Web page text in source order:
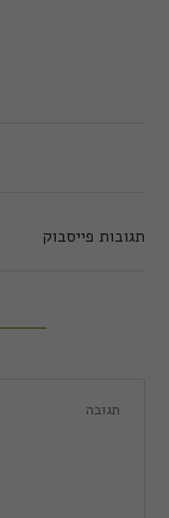
תגובות פייסבוק